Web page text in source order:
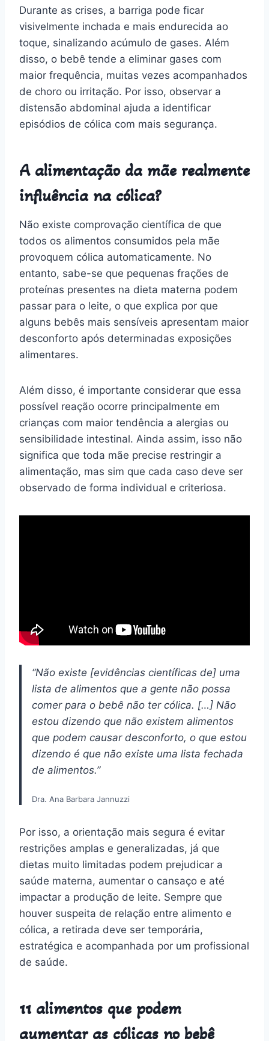
Durante as crises, a barriga pode ficar
visivelmente inchada e mais endurecida ao
toque, sinalizando acúmulo de gases. Além
disso, o bebê tende a eliminar gases com
maior frequência, muitas vezes acompanhados
de choro ou irritação. Por isso, observar a
distensão abdominal ajuda a identificar
episódios de cólica com mais segurança.
A alimentação da mãe realmente
influência na cólica?
Não existe comprovação científica de que
todos os alimentos consumidos pela mãe
provoquem cólica automaticamente. No
entanto, sabe-se que pequenas frações de
proteínas presentes na dieta materna podem
passar para o leite, o que explica por que
alguns bebês mais sensíveis apresentam maior
desconforto após determinadas exposições
alimentares.
Além disso, é importante considerar que essa
possível reação ocorre principalmente em
crianças com maior tendência a alergias ou
sensibilidade intestinal. Ainda assim, isso não
significa que toda mãe precise restringir a
alimentação, mas sim que cada caso deve ser
observado de forma individual e criteriosa.
“Não existe [evidências científicas de] uma
lista de alimentos que a gente não possa
comer para o bebê não ter cólica. […] Não
estou dizendo que não existem alimentos
que podem causar desconforto, o que estou
dizendo é que não existe uma lista fechada
de alimentos.”
Dra. Ana Barbara Jannuzzi
Por isso, a orientação mais segura é evitar
restrições amplas e generalizadas, já que
dietas muito limitadas podem prejudicar a
saúde materna, aumentar o cansaço e até
impactar a produção de leite. Sempre que
houver suspeita de relação entre alimento e
cólica, a retirada deve ser temporária,
estratégica e acompanhada por um profissional
de saúde.
11 alimentos que podem
aumentar as cólicas no bebê